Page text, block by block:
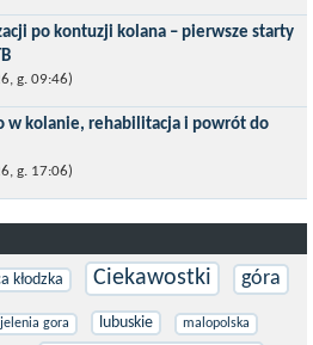
wyzwań, jakimi są górskie wyścigi
po kontuzji kolana – pierwsze starty
kontuzji kolana i uszkodzeniu więzadeł
rywalizacji. Podczas zawodów znikają
g. 09:46)
w kolanie, rehabilitacja i powrót do
niezależnie od stopnia
startujesz w zawodach i chcesz po
dać z siebie...
g. 17:06)
kłodzka Ciekawostki góra
jelenia gora lubuskie malopolska